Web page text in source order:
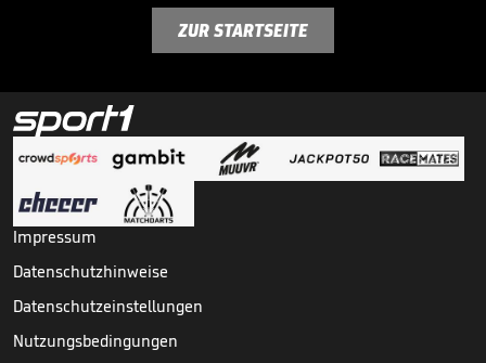
ZUR STARTSEITE
Impressum
Datenschutzhinweise
Datenschutzeinstellungen
Nutzungsbedingungen